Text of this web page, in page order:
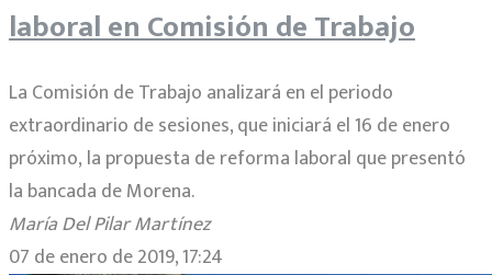
Pavón
Campos
laboral en Comisión de Trabajo
La Comisión de Trabajo analizará en el periodo
extraordinario de sesiones, que iniciará el 16 de enero
próximo, la propuesta de reforma laboral que presentó
la bancada de Morena.
María Del Pilar Martínez
07 de enero de 2019, 17:24